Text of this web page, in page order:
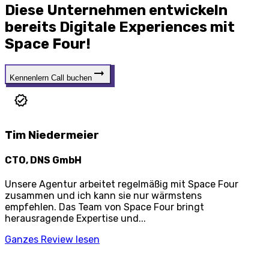
Diese Unternehmen entwickeln
bereits Digitale Experiences mit
Space Four!
Kennenlern Call buchen
Tim Niedermeier
CTO, DNS GmbH
Unsere Agentur arbeitet regelmäßig mit Space Four
zusammen und ich kann sie nur wärmstens
empfehlen. Das Team von Space Four bringt
herausragende Expertise und...
Ganzes Review lesen